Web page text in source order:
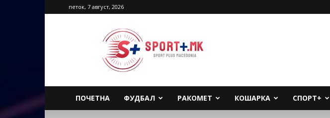
петок, 7 август, 2026
Sport
Plus
Macedonia
ПОЧЕТНА ФУДБАЛ РАКОМЕТ КОШАРКА СПОРТ+